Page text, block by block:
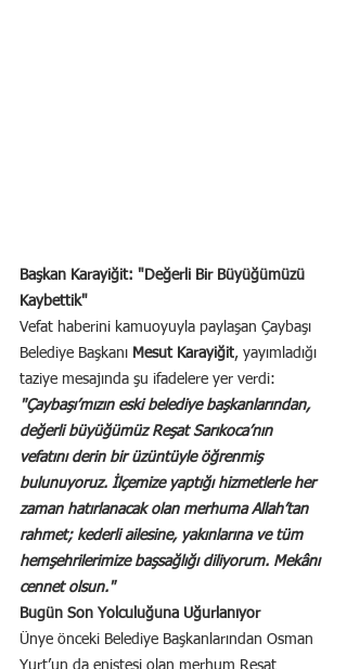
Başkan Karayiğit: "Değerli Bir Büyüğümüzü
Kaybettik"
Vefat haberini kamuoyuyla paylaşan Çaybaşı
Belediye Başkanı Mesut Karayiğit, yayımladığı
taziye mesajında şu ifadelere yer verdi:
"Çaybaşı’mızın eski belediye başkanlarından,
değerli büyüğümüz Reşat Sarıkoca’nın
vefatını derin bir üzüntüyle öğrenmiş
bulunuyoruz. İlçemize yaptığı hizmetlerle her
zaman hatırlanacak olan merhuma Allah’tan
rahmet; kederli ailesine, yakınlarına ve tüm
hemşehrilerimize başsağlığı diliyorum. Mekânı
cennet olsun."
Bugün Son Yolculuğuna Uğurlanıyor
Ünye önceki Belediye Başkanlarından Osman
Yurt’un da eniştesi olan merhum Reşat